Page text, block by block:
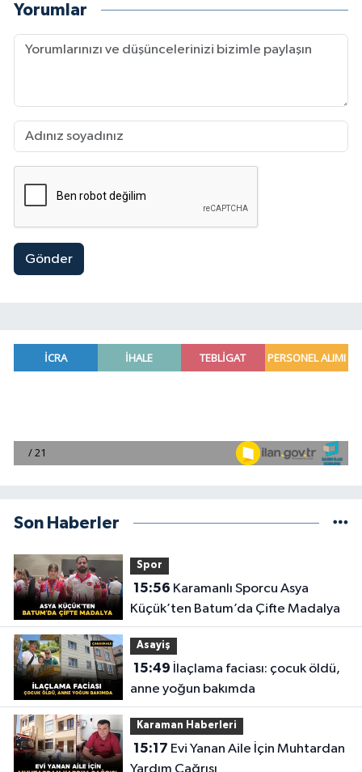
Yorumlar
Gönder
Son Haberler
Spor
15:56
Küçük’ten Batum’da Çifte Madalya
Asayiş
15:49
anne yoğun bakımda
Karaman Haberleri
15:17
Yardım Çağrısı